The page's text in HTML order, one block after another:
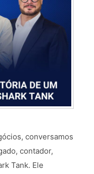
conversamos
contador,
Tank. Ele